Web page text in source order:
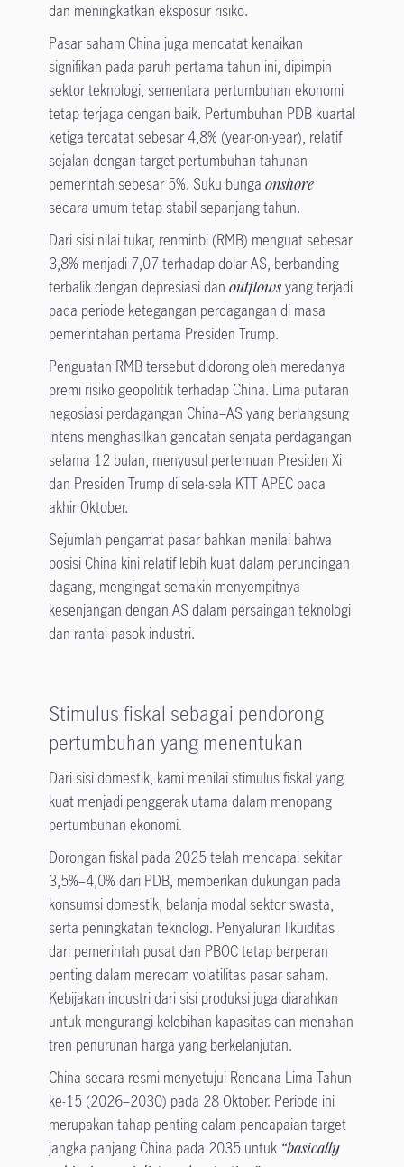
dan meningkatkan eksposur risiko.
Pasar saham China juga mencatat kenaikan
signifikan pada paruh pertama tahun ini, dipimpin
sektor teknologi, sementara pertumbuhan ekonomi
tetap terjaga dengan baik. Pertumbuhan PDB kuartal
ketiga tercatat sebesar 4,8% (year-on-year), relatif
sejalan dengan target pertumbuhan tahunan
pemerintah sebesar 5%. Suku bunga onshore
secara umum tetap stabil sepanjang tahun.
Dari sisi nilai tukar, renminbi (RMB) menguat sebesar
3,8% menjadi 7,07 terhadap dolar AS, berbanding
terbalik dengan depresiasi dan outflowsyang terjadi
pada periode ketegangan perdagangan di masa
pemerintahan pertama Presiden Trump.
Penguatan RMB tersebut didorong oleh meredanya
premi risiko geopolitik terhadap China. Lima putaran
negosiasi perdagangan China–AS yang berlangsung
intens menghasilkan gencatan senjata perdagangan
selama 12 bulan, menyusul pertemuan Presiden Xi
dan Presiden Trump di sela-sela KTT APEC pada
akhir Oktober.
Sejumlah pengamat pasar bahkan menilai bahwa
posisi China kini relatif lebih kuat dalam perundingan
dagang, mengingat semakin menyempitnya
kesenjangan dengan AS dalam persaingan teknologi
dan rantai pasok industri.
Stimulus fiskal sebagai pendorong
pertumbuhan yang menentukan
Dari sisi domestik, kami menilai stimulus fiskal yang
kuat menjadi penggerak utama dalam menopang
pertumbuhan ekonomi.
Dorongan fiskal pada 2025 telah mencapai sekitar
3,5%–4,0% dari PDB, memberikan dukungan pada
konsumsi domestik, belanja modal sektor swasta,
serta peningkatan teknologi. Penyaluran likuiditas
dari pemerintah pusat dan PBOC tetap berperan
penting dalam meredam volatilitas pasar saham.
Kebijakan industri dari sisi produksi juga diarahkan
untuk mengurangi kelebihan kapasitas dan menahan
tren penurunan harga yang berkelanjutan.
China secara resmi menyetujui Rencana Lima Tahun
ke-15 (2026–2030) pada 28 Oktober. Periode ini
merupakan tahap penting dalam pencapaian target
jangka panjang China pada 2035 untuk “basically